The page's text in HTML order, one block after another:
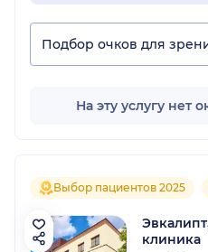
Подбор очков для
На эту услугу нет
Выбор пациентов 2025
клиника